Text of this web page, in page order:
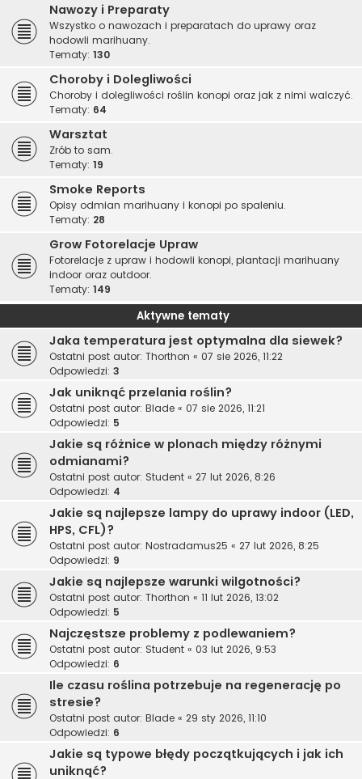
Nawozy i Preparaty
Wszystko o nawozach i preparatach do uprawy oraz
hodowli marihuany.
Tematy: 130
Choroby i Dolegliwości
Choroby i dolegliwości roślin konopi oraz jak z nimi walczyć.
Tematy: 64
Warsztat
Zrób to sam.
Tematy: 19
Smoke Reports
Opisy odmian marihuany i konopi po spaleniu.
Tematy: 28
Grow Fotorelacje Upraw
Fotorelacje z upraw i hodowli konopi, plantacji marihuany
indoor oraz outdoor.
Tematy: 149
Aktywne tematy
Jaka temperatura jest optymalna dla siewek?
Ostatni post autor: Thorthon « 07 sie 2026, 11:22
Odpowiedzi: 3
Jak uniknąć przelania roślin?
Ostatni post autor: Blade « 07 sie 2026, 11:21
Odpowiedzi: 5
Jakie są różnice w plonach między różnymi
odmianami?
Ostatni post autor: Student « 27 lut 2026, 8:26
Odpowiedzi: 4
Jakie są najlepsze lampy do uprawy indoor (LED,
HPS, CFL)?
Ostatni post autor: Nostradamus25 « 27 lut 2026, 8:25
Odpowiedzi: 9
Jakie są najlepsze warunki wilgotności?
Ostatni post autor: Thorthon « 11 lut 2026, 13:02
Odpowiedzi: 5
Najczęstsze problemy z podlewaniem?
Ostatni post autor: Student « 03 lut 2026, 9:53
Odpowiedzi: 6
Ile czasu roślina potrzebuje na regenerację po
stresie?
Ostatni post autor: Blade « 29 sty 2026, 11:10
Odpowiedzi: 6
Jakie są typowe błędy początkujących i jak ich
uniknąć?